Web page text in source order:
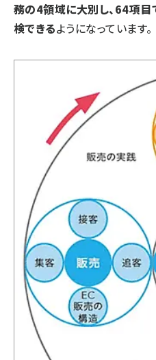
務の4領域に大別し、64項
検できるようになっています。